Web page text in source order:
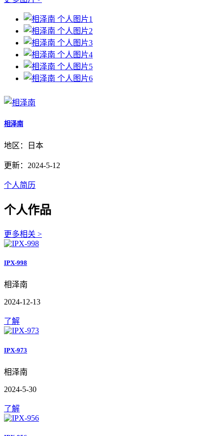
相泽南
地区：日本
更新：2024-5-12
个人简历
个人作品
更多相关 >
IPX-998
相泽南
2024-12-13
了解
IPX-973
相泽南
2024-5-30
了解